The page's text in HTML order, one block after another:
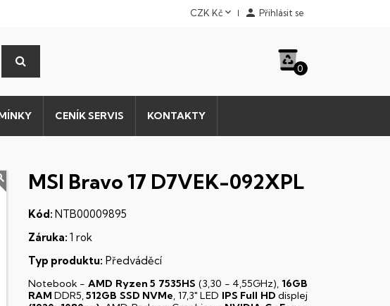
CZK Kč  Přihlásit se
0
CENÍK SERVIS KONTAKTY
MSI Bravo 17 D7VEK-092XPL
Kód: NTB00009895
Záruka: 1 rok
Typ produktu: Předváděcí
Notebook - AMD Ryzen 5 7535HS (3,30 - 4,55GHz),16GB
RAM DDR5,512GB SSD NVMe, 17,3" LED IPS Full HD displej